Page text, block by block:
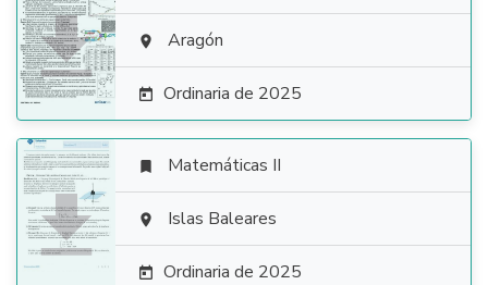
  Aragón
 Ordinaria de 2025

 Matemáticas II
 Islas Baleares
 Ordinaria de 2025